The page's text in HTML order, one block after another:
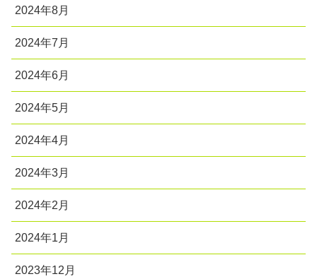
2024年8月
2024年7月
2024年6月
2024年5月
2024年4月
2024年3月
2024年2月
2024年1月
2023年12月